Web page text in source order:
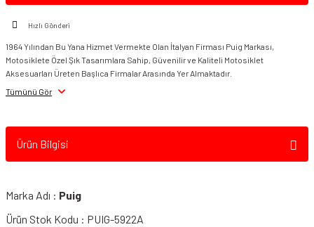
Hızlı Gönderi
1964 Yılından Bu Yana Hizmet Vermekte Olan İtalyan Firması Puig Markası,
Motosiklete Özel Şık Tasarımlara Sahip, Güvenilir ve Kaliteli Motosiklet
Aksesuarları Üreten Başlıca Firmalar Arasında Yer Almaktadır.
Tümünü Gör
Ürün Bilgisi
Marka Adı : Puig
Ürün Stok Kodu : PUIG-5922A